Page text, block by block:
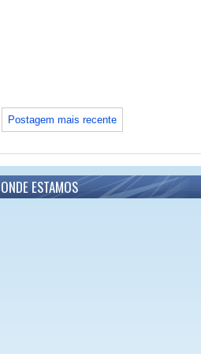
Postagem mais recente
ONDE ESTAMOS